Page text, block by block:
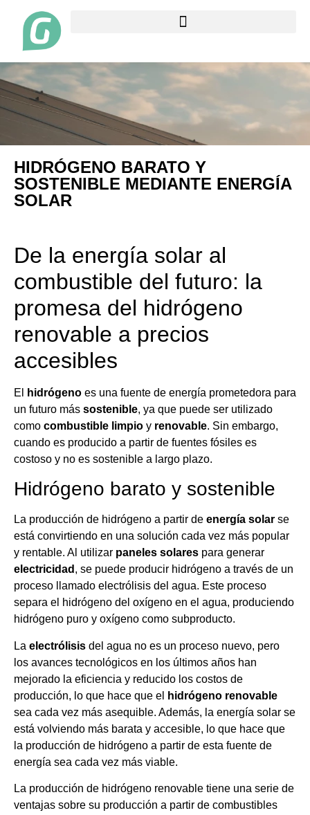
HIDRÓGENO BARATO Y
SOSTENIBLE MEDIANTE ENERGÍA
SOLAR
De la energía solar al
combustible del futuro: la
promesa del hidrógeno
renovable a precios
accesibles
El hidrógeno es una fuente de energía prometedora para
un futuro más sostenible, ya que puede ser utilizado
como combustible limpio y renovable. Sin embargo,
cuando es producido a partir de fuentes fósiles es
costoso y no es sostenible a largo plazo.
Hidrógeno barato y sostenible
La producción de hidrógeno a partir de energía solar se
está convirtiendo en una solución cada vez más popular
y rentable. Al utilizar paneles solares para generar
electricidad , se puede producir hidrógeno a través de un
proceso llamado electrólisis del agua. Este proceso
separa el hidrógeno del oxígeno en el agua, produciendo
hidrógeno puro y oxígeno como subproducto.
La electrólisis del agua no es un proceso nuevo, pero
los avances tecnológicos en los últimos años han
mejorado la eficiencia y reducido los costos de
producción, lo que hace que el
hidrógeno renovable
sea cada vez más asequible. Además, la energía solar se
está volviendo más barata y accesible, lo que hace que
la producción de hidrógeno a partir de esta fuente de
energía sea cada vez más viable.
La producción de hidrógeno renovable tiene una serie de
ventajas sobre su producción a partir de combustibles